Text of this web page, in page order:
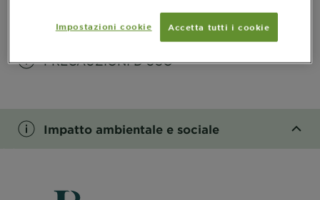
CLOSE SUBPANEL
PRECAUZIONI D’USO
Impatto ambientale e sociale
Impostazioni cookie Accetta tutti i cookie